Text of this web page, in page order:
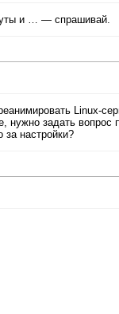
и … — спрашивай.
Linux-
нужно задать вопрос
настройки?